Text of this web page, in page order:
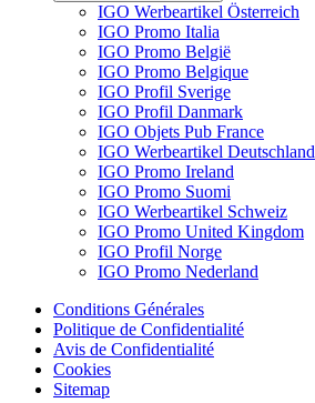
IGO Werbeartikel Österreich
IGO Promo Italia
IGO Promo België
IGO Promo Belgique
IGO Profil Sverige
IGO Profil Danmark
IGO Objets Pub France
IGO Werbeartikel Deutschland
IGO Promo Ireland
IGO Promo Suomi
IGO Werbeartikel Schweiz
IGO Promo United Kingdom
IGO Profil Norge
IGO Promo Nederland
Conditions Générales
Politique de Confidentialité
Avis de Confidentialité
Cookies
Sitemap